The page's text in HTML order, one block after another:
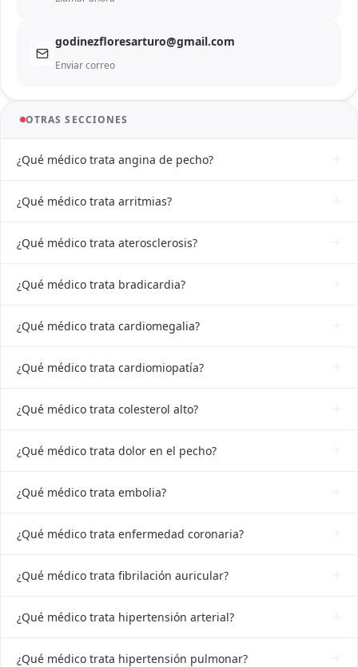
godinezfloresarturo@gmail.com
Enviar correo
OTRAS SECCIONES
¿Qué médico trata angina de pecho?
¿Qué médico trata arritmias?
¿Qué médico trata aterosclerosis?
¿Qué médico trata bradicardia?
¿Qué médico trata cardiomegalia?
¿Qué médico trata cardiomiopatía?
¿Qué médico trata colesterol alto?
¿Qué médico trata dolor en el pecho?
¿Qué médico trata embolia?
¿Qué médico trata enfermedad coronaria?
¿Qué médico trata fibrilación auricular?
¿Qué médico trata hipertensión arterial?
¿Qué médico trata hipertensión pulmonar?